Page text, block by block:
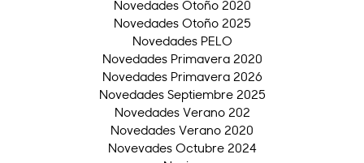
Novedades Otoño 2020
Novedades Otoño 2025
Novedades PELO
Novedades Primavera 2020
Novedades Primavera 2026
Novedades Septiembre 2025
Novedades Verano 202
Novedades Verano 2020
Novevades Octubre 2024